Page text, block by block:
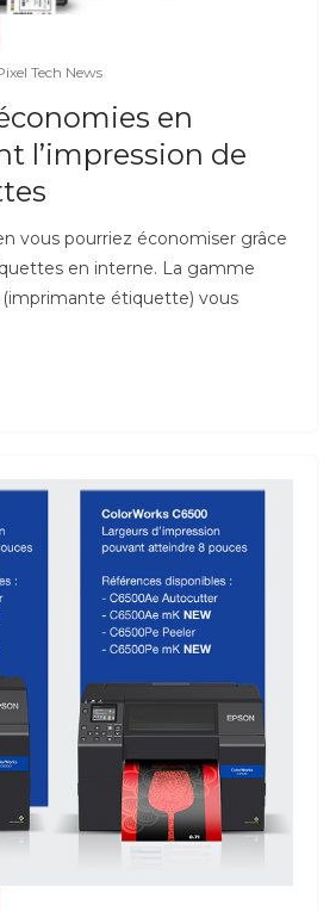
Tech News
en
l’impression de
vous pourriez économiser grâce
en interne. La gamme
(imprimante étiquette) vous